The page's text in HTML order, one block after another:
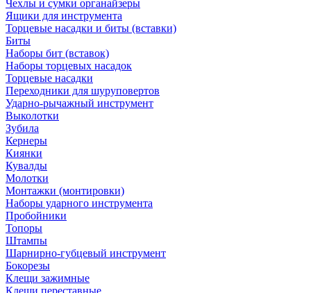
Чехлы и сумки органайзеры
Ящики для инструмента
Торцевые насадки и биты (вставки)
Биты
Наборы бит (вставок)
Наборы торцевых насадок
Торцевые насадки
Переходники для шуруповертов
Ударно-рычажный инструмент
Выколотки
Зубила
Кернеры
Киянки
Кувалды
Молотки
Монтажки (монтировки)
Наборы ударного инструмента
Пробойники
Топоры
Штампы
Шарнирно-губцевый инструмент
Бокорезы
Клещи зажимные
Клещи переставные